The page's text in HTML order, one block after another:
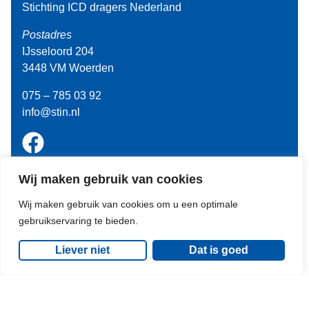
Wij maken gebruik van cookies
Wij maken gebruik van cookies om u een optimale
gebruikservaring te bieden.
Liever niet Dat is goed
Stichting ICD dragers Nederland
Postadres
IJsseloord 204
3448 VM Woerden
075 – 785 03 92
info@stin.nl
Handige links
Word donateur
STIN team
Disclaimer